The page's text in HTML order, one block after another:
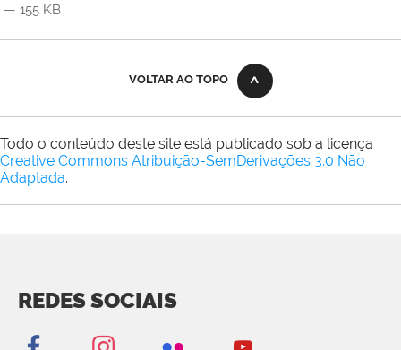
— 155 KB
VOLTAR AO TOPO
Todo o conteúdo deste site está publicado sob a licença
Creative Commons Atribuição-SemDerivações 3.0 Não
Adaptada.
REDES SOCIAIS